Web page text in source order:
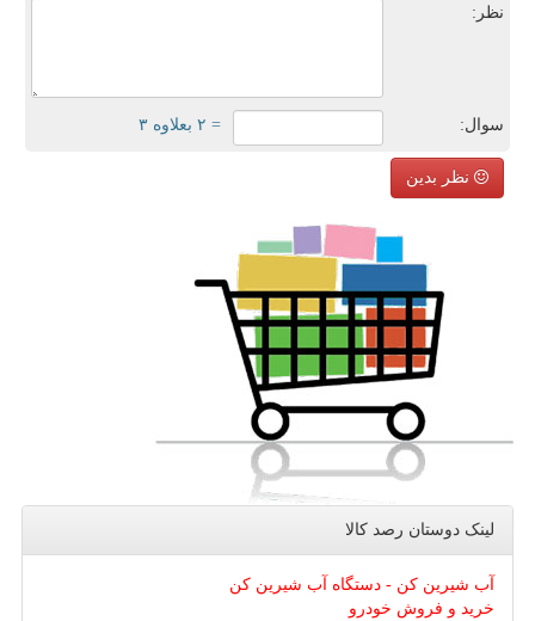
نظر:
سوال: = ۲ بعلاوه ۳
نظر بدین
لینک دوستان رصد كالا
آب شیرین کن - دستگاه آب شیرین کن
خرید و فروش خودرو